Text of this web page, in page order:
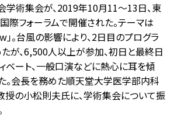
術集会が、2019年10月11〜13日、東
際フォーラムで開催された。テーマは
。台風の影響により、2日目のプログラ
が、6,500人以上が参加、初日と最終日
ベート、一般口演などに熱心に耳を傾
。会長を務めた順天堂大学医学部内科
の小松則夫氏に、学術集会について振